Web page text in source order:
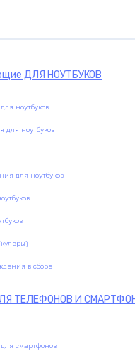
ДЛЯ НОУТБУКОВ
ноутбуков
для ноутбуков
для ноутбуков
в сборе
ТЕЛЕФОНОВ И
смартфонов